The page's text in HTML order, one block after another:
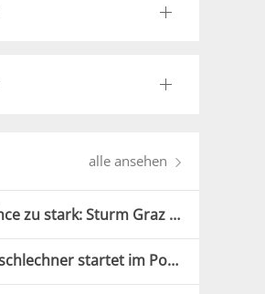
alle ansehen
Fenerbahce zu stark: Sturm Graz droht Königsklassen-Aus
Max Mutschlechner startet im Porsche durch: „Erwarte Action“